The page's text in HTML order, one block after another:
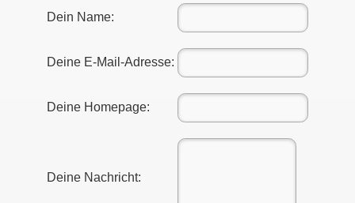
Dein Name:
Deine E-Mail-Adresse:
Deine Homepage:
Deine Nachricht:
(CH)